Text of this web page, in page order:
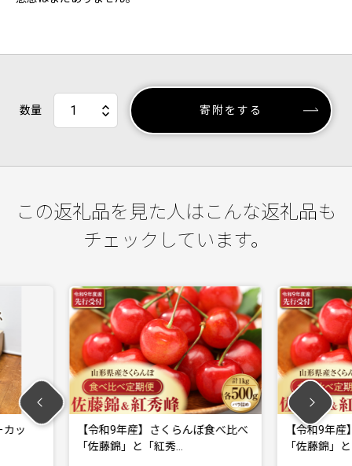
数量 寄附をする
この返礼品を見た人はこんな返礼品も
チェックしています。
らんぼ食べ比べ
【令和9年産】さくらんぼ食べ比べ
「佐藤錦」と「紅秀…
【